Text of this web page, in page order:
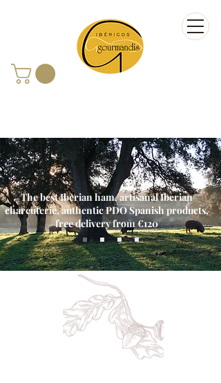
The best Iberian ham, artisanal Iberian
charcuterie, authentic PDO Spanish products,
free delivery from €120